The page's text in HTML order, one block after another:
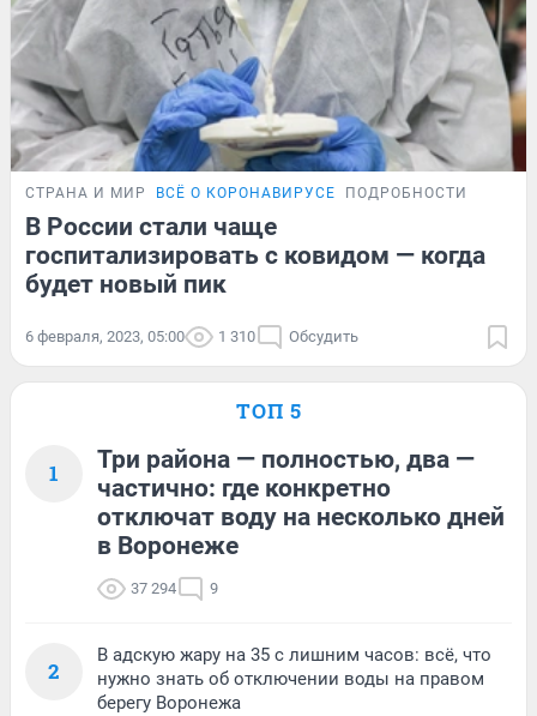
СТРАНА И МИР ВСЁ О КОРОНАВИРУСЕ ПОДРОБНОСТИ
В России стали чаще
госпитализировать с ковидом — когда
будет новый пик
6 февраля, 2023, 05:00 1 310 Обсудить
ТОП 5
1
Три района — полностью, два —
частично: где конкретно
отключат воду на несколько дней
в Воронеже
37 294 9
2
В адскую жару на 35 с лишним часов: всё, что
нужно знать об отключении воды на правом
берегу Воронежа